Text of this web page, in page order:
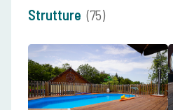
Strutture (75)